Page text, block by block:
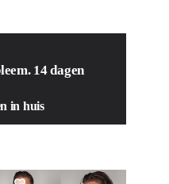
14 dagen
in huis